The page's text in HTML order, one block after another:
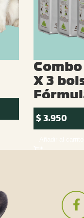
X 3
$ 3.950